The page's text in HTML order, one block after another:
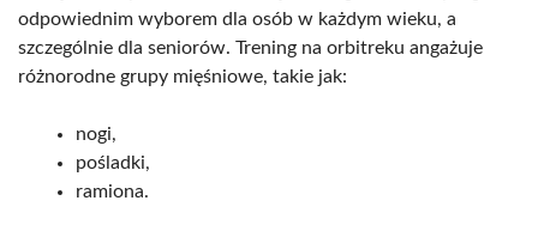
odpowiednim wyborem dla osób w każdym wieku, a
szczególnie dla seniorów. Trening na orbitreku angażuje
różnorodne grupy mięśniowe, takie jak:
nogi,
pośladki,
ramiona.